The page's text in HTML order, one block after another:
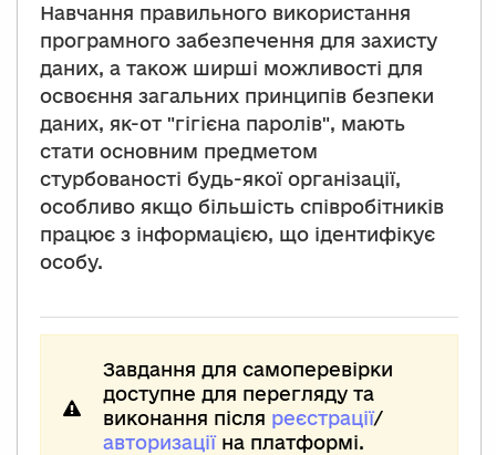
Навчання правильного використання
програмного забезпечення для захисту
даних, а також ширші можливості для
освоєння загальних принципів безпеки
даних, як-от "гігієна паролів", мають
стати основним предметом
стурбованості будь-якої організації,
особливо якщо більшість співробітників
працює з інформацією, що ідентифікує
особу.
Завдання для самоперевірки
доступне для перегляду та
виконання після реєстрації/
авторизаціїна платформі.